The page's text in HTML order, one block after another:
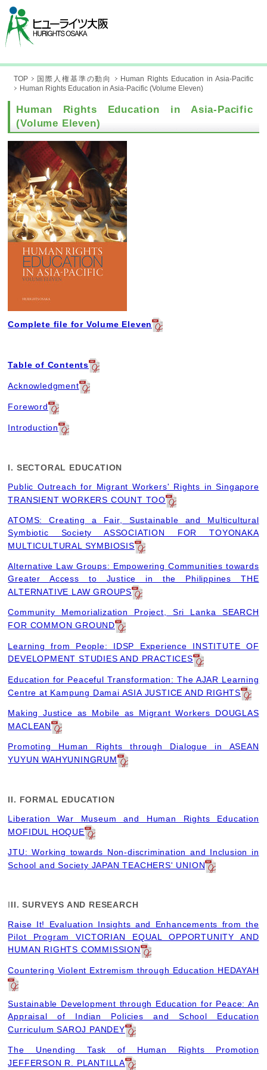
TOP 国際人権基準の動向
Human Rights Education in Asia-Pacific
Human Rights Education in Asia-Pacific (Volume Eleven)
Human Rights Education in Asia-Pacific
(Volume Eleven)
Complete file for Volume Eleven
Table of Contents
Acknowledgment
Foreword
Introduction
I. SECTORAL EDUCATION
Public Outreach for Migrant Workers' Rights in Singapore
TRANSIENT WORKERS COUNT TOO
ATOMS: Creating a Fair, Sustainable and Multicultural
Symbiotic Society ASSOCIATION FOR TOYONAKA
MULTICULTURAL SYMBIOSIS
Alternative Law Groups: Empowering Communities towards
Greater Access to Justice in the Philippines THE
ALTERNATIVE LAW GROUPS
Community Memorialization Project, Sri Lanka SEARCH
FOR COMMON GROUND
Learning from People: IDSP Experience INSTITUTE OF
DEVELOPMENT STUDIES AND PRACTICES
Education for Peaceful Transformation: The AJAR Learning
Centre at Kampung Damai ASIA JUSTICE AND RIGHTS
Making Justice as Mobile as Migrant Workers DOUGLAS
MACLEAN
Promoting Human Rights through Dialogue in ASEAN
YUYUN WAHYUNINGRUM
II. FORMAL EDUCATION
Liberation War Museum and Human Rights Education
MOFIDUL HOQUE
JTU: Working towards Non-discrimination and Inclusion in
School and Society JAPAN TEACHERS' UNION
III. SURVEYS AND RESEARCH
Raise It! Evaluation Insights and Enhancements from the
Pilot Program VICTORIAN EQUAL OPPORTUNITY AND
HUMAN RIGHTS COMMISSION
Countering Violent Extremism through Education HEDAYAH
Sustainable Development through Education for Peace: An
Appraisal of Indian Policies and School Education
Curriculum SAROJ PANDEY
The Unending Task of Human Rights Promotion
JEFFERSON R. PLANTILLA